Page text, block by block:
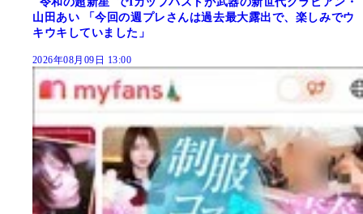
山田あい 「今回の週プレさんは過去最大露出で、楽しみでウ
キウキしていました」
2026年08月09日 13:00